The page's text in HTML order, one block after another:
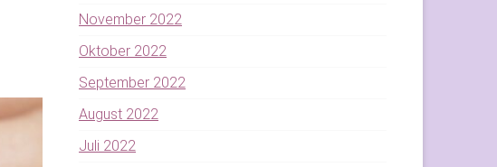
November 2022
Oktober 2022
September 2022
August 2022
Juli 2022